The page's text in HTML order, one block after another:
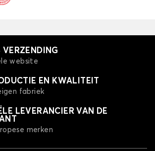
VERZENDING
website
EN KWALITEIT
fabriek
LEVERANCIER VAN DE
merken